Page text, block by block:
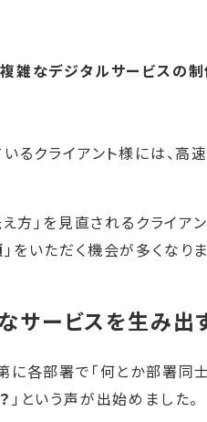
複雑なデジタルサービスの
るクライアント様には、高速
」を見直されるクライアン
」をいただく機会が多くなり
サービスを生み出
に各部署で「何とか部署同
」という声が出始めました。